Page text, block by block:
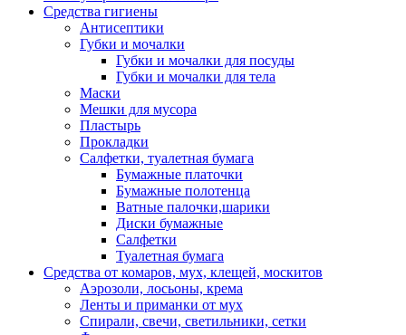
Средства гигиены
Антисептики
Губки и мочалки
Губки и мочалки для посуды
Губки и мочалки для тела
Маски
Мешки для мусора
Пластырь
Прокладки
Салфетки, туалетная бумага
Бумажные платочки
Бумажные полотенца
Ватные палочки,шарики
Диски бумажные
Салфетки
Туалетная бумага
Средства от комаров, мух, клещей, москитов
Аэрозоли, лосьоны, крема
Ленты и приманки от мух
Спирали, свечи, светильники, сетки